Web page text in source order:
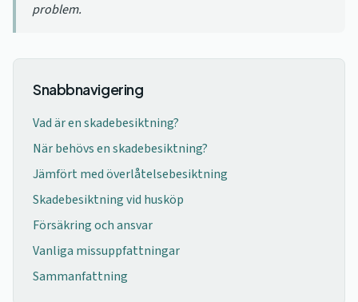
problem.
Snabbnavigering
Vad är en skadebesiktning?
När behövs en skadebesiktning?
Jämfört med överlåtelsebesiktning
Skadebesiktning vid husköp
Försäkring och ansvar
Vanliga missuppfattningar
Sammanfattning